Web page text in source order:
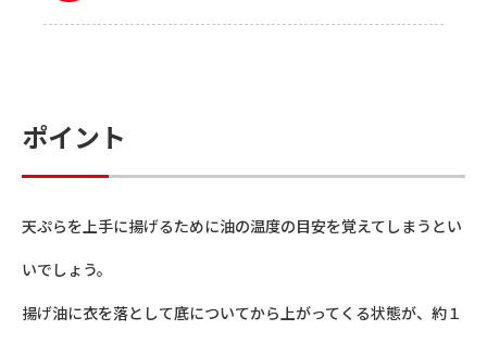
ポイント
天ぷらを上手に揚げるために油の温度の目安を覚えてしまうとい
いでしょう。
揚げ油に衣を落として底についてから上がってくる状態が、約１